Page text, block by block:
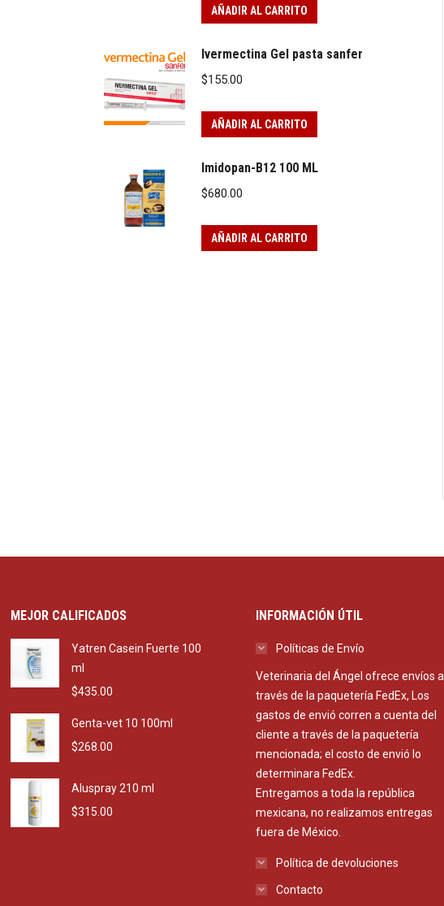
AÑADIR AL CARRITO
Ivermectina Gel pasta sanfer
$155.00
AÑADIR AL CARRITO
Imidopan-B12 100 ML
$680.00
AÑADIR AL CARRITO
MEJOR CALIFICADOS
Yatren Casein Fuerte 100
ml
$435.00
Genta-vet 10 100ml
$268.00
Aluspray 210 ml
$315.00
INFORMACIÓN ÚTIL
Políticas de Envío
Veterinaria del Ángel ofrece envíos a
través de la paquetería FedEx, Los
gastos de envió corren a cuenta del
cliente a través de la paquetería
mencionada; el costo de envió lo
determinara FedEx.
Entregamos a toda la república
mexicana, no realizamos entregas
fuera de México.
Política de devoluciones
Contacto